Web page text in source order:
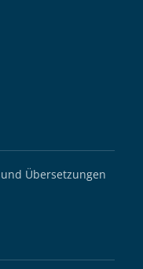
Übersetzungen